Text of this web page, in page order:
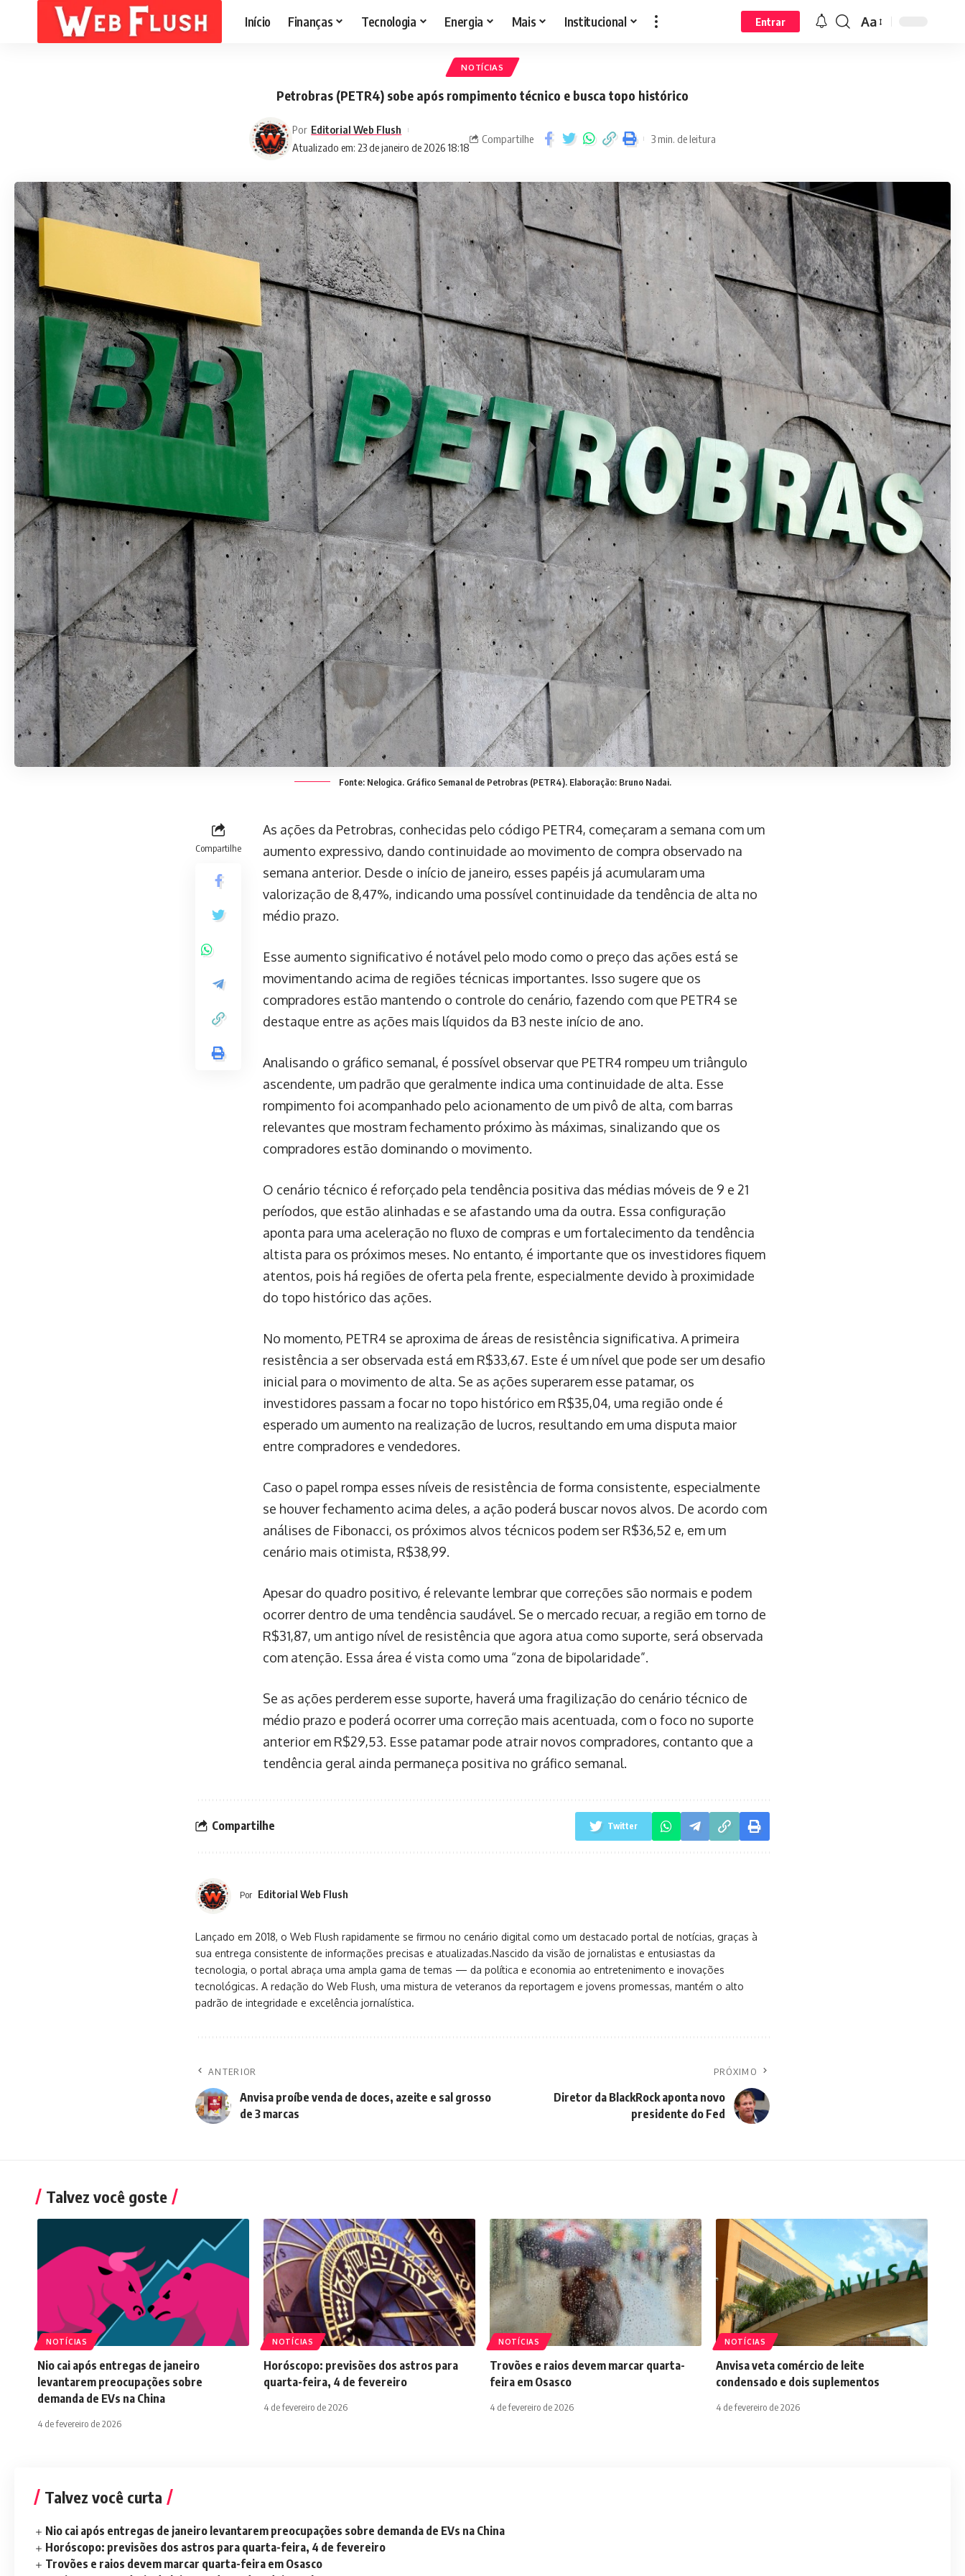
Início Finanças Tecnologia Energia Mais Institucional Entrar Aa
NOTÍCIAS
Petrobras (PETR4) sobe após rompimento técnico e busca topo histórico
Atualizado em: 23 de janeiro de 2026 18:18
Por Editorial Web Flush
Compartilhe 3 min. de leitura
Fonte: Nelogica. Gráfico Semanal de Petrobras (PETR4). Elaboração: Bruno Nadai.
Compartilhe
As ações da Petrobras, conhecidas pelo código PETR4, começaram a semana com um
aumento expressivo, dando continuidade ao movimento de compra observado na
semana anterior. Desde o início de janeiro, esses papéis já acumularam uma
valorização de 8,47%, indicando uma possível continuidade da tendência de alta no
médio prazo.
Esse aumento significativo é notável pelo modo como o preço das ações está se
movimentando acima de regiões técnicas importantes. Isso sugere que os
compradores estão mantendo o controle do cenário, fazendo com que PETR4 se
destaque entre as ações mais líquidos da B3 neste início de ano.
Analisando o gráfico semanal, é possível observar que PETR4 rompeu um triângulo
ascendente, um padrão que geralmente indica uma continuidade de alta. Esse
rompimento foi acompanhado pelo acionamento de um pivô de alta, com barras
relevantes que mostram fechamento próximo às máximas, sinalizando que os
compradores estão dominando o movimento.
O cenário técnico é reforçado pela tendência positiva das médias móveis de 9 e 21
períodos, que estão alinhadas e se afastando uma da outra. Essa configuração
aponta para uma aceleração no fluxo de compras e um fortalecimento da tendência
altista para os próximos meses. No entanto, é importante que os investidores fiquem
atentos, pois há regiões de oferta pela frente, especialmente devido à proximidade
do topo histórico das ações.
No momento, PETR4 se aproxima de áreas de resistência significativa. A primeira
resistência a ser observada está em R$33,67. Este é um nível que pode ser um desafio
inicial para o movimento de alta. Se as ações superarem esse patamar, os
investidores passam a focar no topo histórico em R$35,04, uma região onde é
esperado um aumento na realização de lucros, resultando em uma disputa maior
entre compradores e vendedores.
Caso o papel rompa esses níveis de resistência de forma consistente, especialmente
se houver fechamento acima deles, a ação poderá buscar novos alvos. De acordo com
análises de Fibonacci, os próximos alvos técnicos podem ser R$36,52 e, em um
cenário mais otimista, R$38,99.
Apesar do quadro positivo, é relevante lembrar que correções são normais e podem
ocorrer dentro de uma tendência saudável. Se o mercado recuar, a região em torno de
R$31,87, um antigo nível de resistência que agora atua como suporte, será observada
com atenção. Essa área é vista como uma “zona de bipolaridade”.
Se as ações perderem esse suporte, haverá uma fragilização do cenário técnico de
médio prazo e poderá ocorrer uma correção mais acentuada, com o foco no suporte
anterior em R$29,53. Esse patamar pode atrair novos compradores, contanto que a
tendência geral ainda permaneça positiva no gráfico semanal.
Compartilhe Twitter
Por Editorial Web Flush
Lançado em 2018, o Web Flush rapidamente se firmou no cenário digital como um destacado portal de notícias, graças à
sua entrega consistente de informações precisas e atualizadas.Nascido da visão de jornalistas e entusiastas da
tecnologia, o portal abraça uma ampla gama de temas — da política e economia ao entretenimento e inovações
tecnológicas. A redação do Web Flush, uma mistura de veteranos da reportagem e jovens promessas, mantém o alto
padrão de integridade e excelência jornalística.
ANTERIOR
Anvisa proíbe venda de doces, azeite e sal grosso
de 3 marcas
PRÓXIMO
Diretor da BlackRock aponta novo
presidente do Fed
Talvez você goste
NOTÍCIAS
Nio cai após entregas de janeiro
levantarem preocupações sobre
demanda de EVs na China
4 de fevereiro de 2026
NOTÍCIAS
Horóscopo: previsões dos astros para
quarta-feira, 4 de fevereiro
4 de fevereiro de 2026
NOTÍCIAS
Trovões e raios devem marcar quarta-
feira em Osasco
4 de fevereiro de 2026
NOTÍCIAS
Anvisa veta comércio de leite
condensado e dois suplementos
4 de fevereiro de 2026
Talvez você curta
Nio cai após entregas de janeiro levantarem preocupações sobre demanda de EVs na China
Horóscopo: previsões dos astros para quarta-feira, 4 de fevereiro
Trovões e raios devem marcar quarta-feira em Osasco